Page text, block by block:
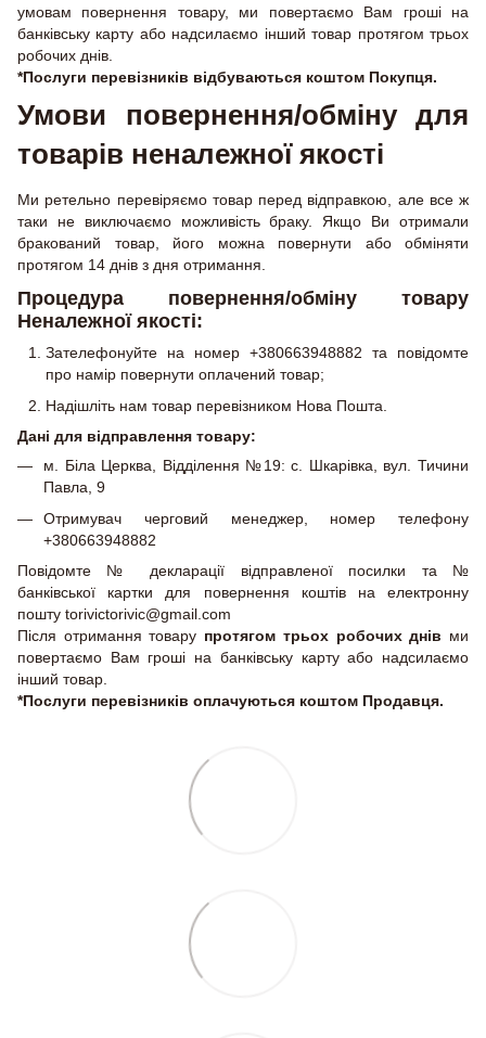
умовам повернення товару, ми повертаємо Вам гроші на
банківську карту або надсилаємо інший товар протягом трьох
робочих днів.
*Послуги перевізників відбуваються коштом Покупця.
Умови повернення/обміну для
товарів неналежної якості
Ми ретельно перевіряємо товар перед відправкою, але все ж
таки не виключаємо можливість браку. Якщо Ви отримали
бракований товар, його можна повернути або обміняти
протягом 14 днів з дня отримання.
Процедура повернення/обміну товару
Неналежної якості:
Зателефонуйте на номер +380663948882 та повідомте
про намір повернути оплачений товар;
Надішліть нам товар перевізником Нова Пошта.
Дані для відправлення товару:
м. Біла Церква, Відділення №19: с. Шкарівка, вул. Тичини
Павла, 9
Отримувач черговий менеджер, номер телефону
+380663948882
Повідомте № декларації відправленої посилки та №
банківської картки для повернення коштів на електронну
пошту torivictorivic@gmail.com
Після отримання товару протягом трьох робочих днів ми
повертаємо Вам гроші на банківську карту або надсилаємо
інший товар.
*Послуги перевізників оплачуються коштом Продавця.